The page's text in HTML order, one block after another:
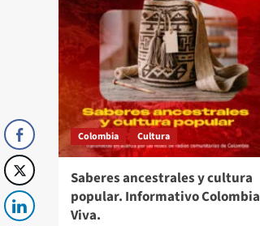
Colombia Cultura
Saberes ancestrales y cultura
popular. Informativo Colombia
Viva.